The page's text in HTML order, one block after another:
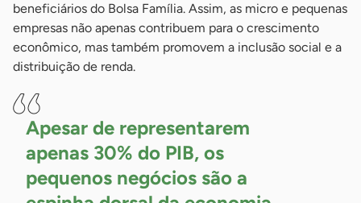
beneficiários do Bolsa Família. Assim, as micro e pequenas
empresas não apenas contribuem para o crescimento
econômico, mas também promovem a inclusão social e a
distribuição de renda.
Apesar de representarem
apenas 30% do PIB, os
pequenos negócios são a